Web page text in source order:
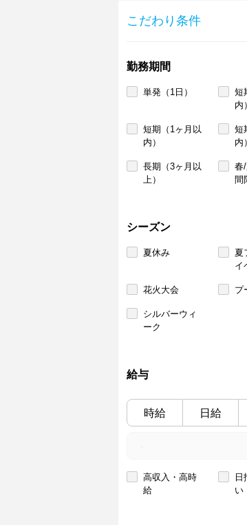
こだわり条件
勤務期間
単発（1日）
短
内）
短期（1ヶ月以
内）
短
内）
長期（3ヶ月以
上）
春
間
シーズン
夏休み
夏
イ
花火大会 プ
シルバーウィ
ーク
給与
時給 日給
高収入・高時
給
日
い